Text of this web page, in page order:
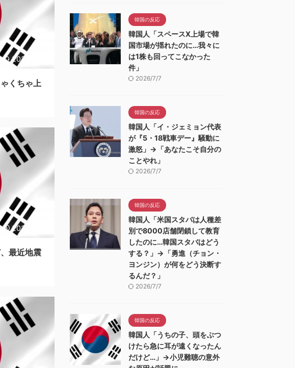
2023/5/27
くちゃ上
2023/5/27
最近地震
韓国の反応
韓国人「スペースX上場で韓
国市場が揺れたのに…我々に
は1株も回ってこなかった
件」
2026/7/7
韓国の反応
韓国人「イ・ジェミョン代表
が『5・18戦車デー』騒動に
激怒」→「あなたこそ自分の
ことやれ」
2026/7/7
韓国の反応
韓国人「米国スタバは人種差
別で8000店舗閉鎖して教育
したのに…韓国スタバはどう
する？」→「勇進（チョン・
ヨンジン）が何をどう決断す
るんだ？」
2026/7/7
韓国の反応
韓国人「うちの子、頭をぶつ
けたら急に耳が遠くなったん
だけど…」→小児難聴の意外